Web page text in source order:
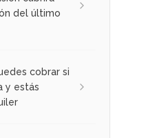
del último
cobrar si
y estás